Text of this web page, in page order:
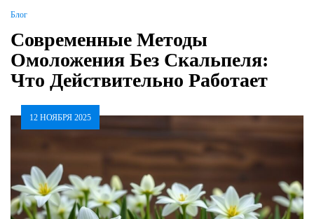
Блог
Современные Методы
Омоложения Без Скальпеля:
Что Действительно Работает
12 НОЯБРЯ 2025